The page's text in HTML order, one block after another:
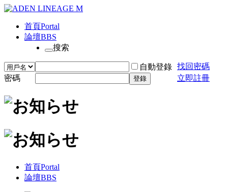
首頁Portal
論壇BBS
搜索
自動登錄 找回密碼
密碼
登錄 立即註冊
首頁Portal
論壇BBS